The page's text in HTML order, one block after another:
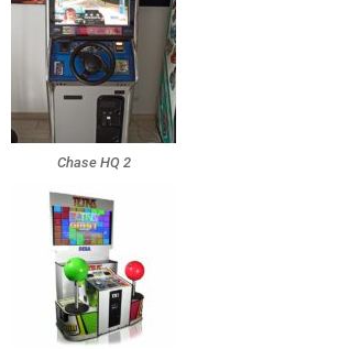
Chase HQ 2